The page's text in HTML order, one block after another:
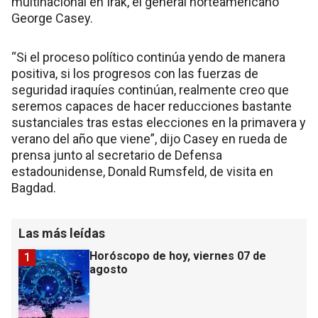
George Casey.
“Si el proceso político continúa yendo de manera
positiva, si los progresos con las fuerzas de
seguridad iraquíes continúan, realmente creo que
seremos capaces de hacer reducciones bastante
sustanciales tras estas elecciones en la primavera y
verano del año que viene”, dijo Casey en rueda de
prensa junto al secretario de Defensa
estadounidense, Donald Rumsfeld, de visita en
Bagdad.
Las más leídas
Horóscopo de hoy, viernes 07 de
agosto
1